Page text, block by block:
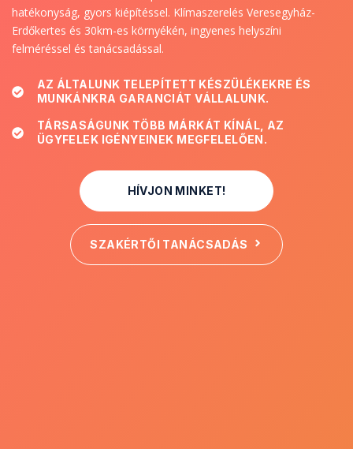
hatékonyság, gyors kiépítéssel. Klímaszerelés Veresegyház-
Erdőkertes és 30km-es környékén, ingyenes helyszíni
felméréssel és tanácsadással.
AZ ÁLTALUNK TELEPÍTETT KÉSZÜLÉKEKRE ÉS
MUNKÁNKRA GARANCIÁT VÁLLALUNK.
TÁRSASÁGUNK TÖBB MÁRKÁT KÍNÁL, AZ
ÜGYFELEK IGÉNYEINEK MEGFELELŐEN.
HÍVJON MINKET!
SZAKÉRTŐI TANÁCSADÁS